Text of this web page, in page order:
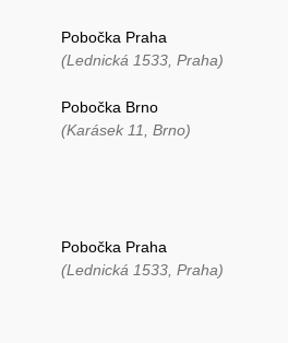
Pobočka Praha
(Lednická 1533, Praha)
Pobočka Brno
(Karásek 11, Brno)
Pobočka Praha
(Lednická 1533, Praha)